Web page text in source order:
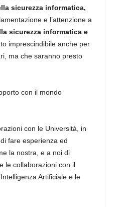
sicurezza informatica,
e l’attenzione a
sicurezza informatica e
imprescindibile anche per
ma che saranno presto
con il mondo
con le Università, in
fare esperienza ed
la nostra, e a noi di
le collaborazioni con il
Artificiale e le